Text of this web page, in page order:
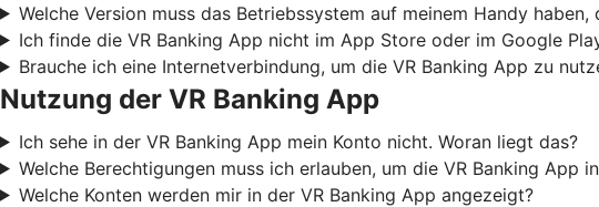
Welche Version muss das Betriebssystem auf meinem Handy
Ich finde die VR Banking App nicht im App Store oder im Google
Brauche ich eine Internetverbindung, um die VR Banking App zu
Nutzung der VR Banking App
Ich sehe in der VR Banking App mein Konto nicht. Woran liegt das?
Welche Berechtigungen muss ich erlauben, um die VR Banking App
Welche Konten werden mir in der VR Banking App angezeigt?